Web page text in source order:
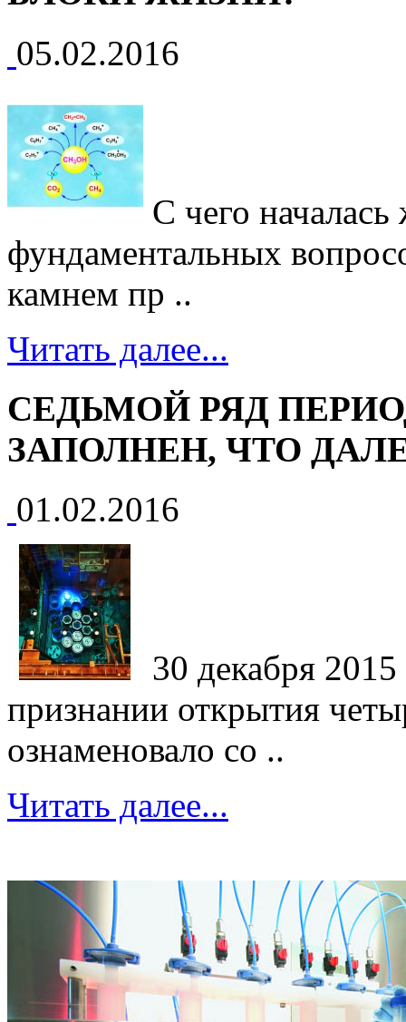
05.02.2016
С чего
фундаментальных
камнем пр ..
Читать далее...
СЕДЬМОЙ РЯД
ЗАПОЛНЕН, ЧТО
01.02.2016
30 декабря
признании открытия
ознаменовало со ..
Читать далее...